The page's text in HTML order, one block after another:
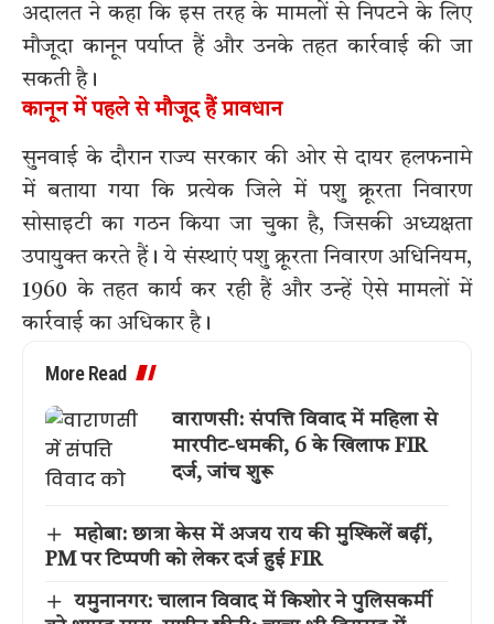
अदालत ने कहा कि इस तरह के मामलों से निपटने के लिए
मौजूदा कानून पर्याप्त हैं और उनके तहत कार्रवाई की जा
सकती है।
कानून में पहले से मौजूद हैं प्रावधान
सुनवाई के दौरान राज्य सरकार की ओर से दायर हलफनामे
में बताया गया कि प्रत्येक जिले में पशु क्रूरता निवारण
सोसाइटी का गठन किया जा चुका है, जिसकी अध्यक्षता
उपायुक्त करते हैं। ये संस्थाएं पशु क्रूरता निवारण अधिनियम,
1960 के तहत कार्य कर रही हैं और उन्हें ऐसे मामलों में
कार्रवाई का अधिकार है।
More Read
वाराणसी: संपत्ति विवाद में महिला से
मारपीट-धमकी, 6 के खिलाफ FIR
दर्ज, जांच शुरू
महोबा: छात्रा केस में अजय राय की मुश्किलें बढ़ीं,
PM पर टिप्पणी को लेकर दर्ज हुई FIR
यमुनानगर: चालान विवाद में किशोर ने पुलिसकर्मी